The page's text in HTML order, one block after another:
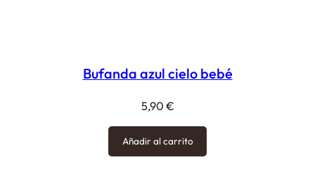
Bufanda azul cielo bebé
5,90 €
Añadir al carrito